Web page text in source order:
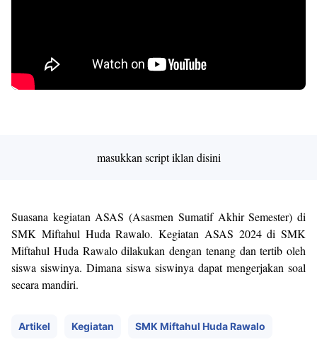
masukkan script iklan disini
Suasana kegiatan ASAS (Asasmen Sumatif Akhir Semester) di
SMK Miftahul Huda Rawalo. Kegiatan ASAS 2024 di SMK
Miftahul Huda Rawalo dilakukan dengan tenang dan tertib oleh
siswa siswinya. Dimana siswa siswinya dapat mengerjakan soal
secara mandiri.
Artikel Kegiatan SMK Miftahul Huda Rawalo